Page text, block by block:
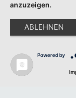
anzuzeigen.
ABLEHNEN
Powered by